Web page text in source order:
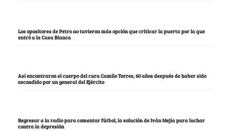
Los opositores de Petro no tuvieron más opción que criticar la puerta por la que
entró a la Casa Blanca
Así encontraron el cuerpo del cura Camilo Torres, 60 años después de haber sido
escondido por un general del Ejército
Regresar a la radio para comentar fútbol, la solución de Iván Mejía para luchar
contra la depresión